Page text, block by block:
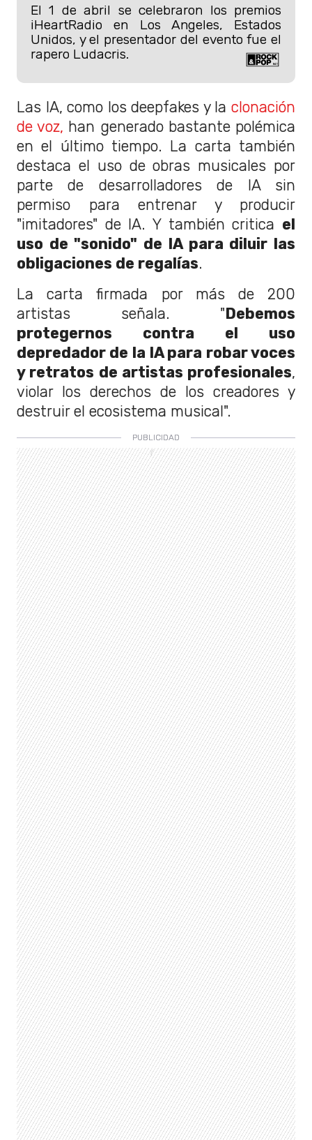
El 1 de abril se celebraron los premios
iHeartRadio en Los Angeles, Estados
Unidos, y el presentador del evento fue el
rapero Ludacris.
Las IA, como los deepfakes y la clonación
de voz, han generado bastante polémica
en el último tiempo. La carta también
destaca el uso de obras musicales por
parte de desarrolladores de IA sin
permiso para entrenar y producir
"imitadores" de IA. Y también critica el
uso de "sonido" de IA para diluir las
obligaciones de regalías.
La carta firmada por más de 200
artistas señala. "Debemos
protegernos contra el uso
depredador de la IA para robar voces
y retratos de artistas profesionales,
violar los derechos de los creadores y
destruir el ecosistema musical".